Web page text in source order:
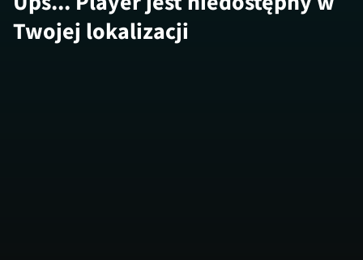
Twojej lokalizacji